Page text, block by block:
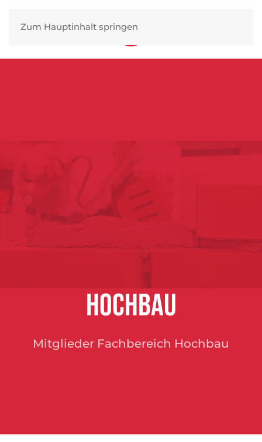
Zum Hauptinhalt springen
Hochbau
Mitglieder Fachbereich Hochbau